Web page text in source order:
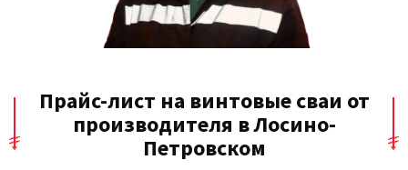
Прайс-лист на винтовые сваи от
производителя в Лосино-
Петровском